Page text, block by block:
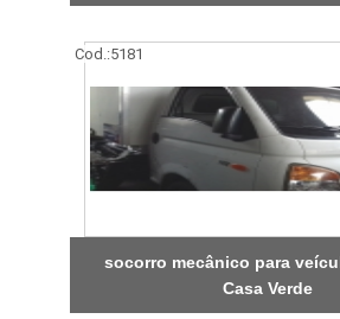
Cod.:5181
socorro mecânico para
Casa Verde